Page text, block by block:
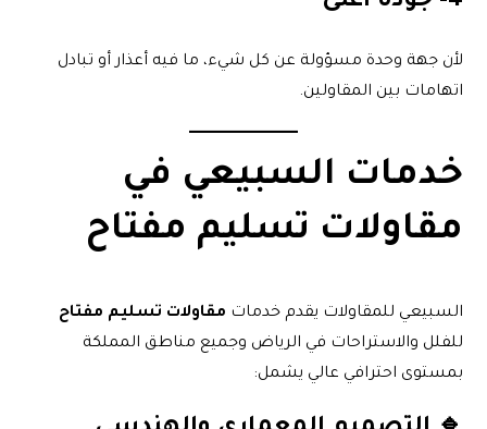
لأن جهة وحدة مسؤولة عن كل شيء، ما فيه أعذار أو تبادل
اتهامات بين المقاولين.
خدمات السبيعي في
مقاولات تسليم مفتاح
السبيعي للمقاولات يقدم خدمات مقاولات تسليم مفتاح
للفلل والاستراحات في الرياض وجميع مناطق المملكة
بمستوى احترافي عالي يشمل: